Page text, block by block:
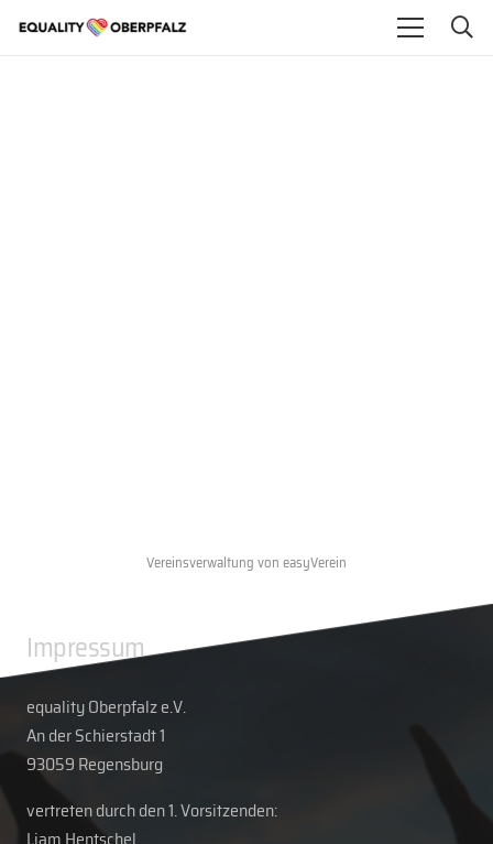
Vereinsverwaltung von easyVerein
Impressum
equality Oberpfalz e.V.
An der Schierstadt 1
93059 Regensburg
vertreten durch den 1. Vorsitzenden: